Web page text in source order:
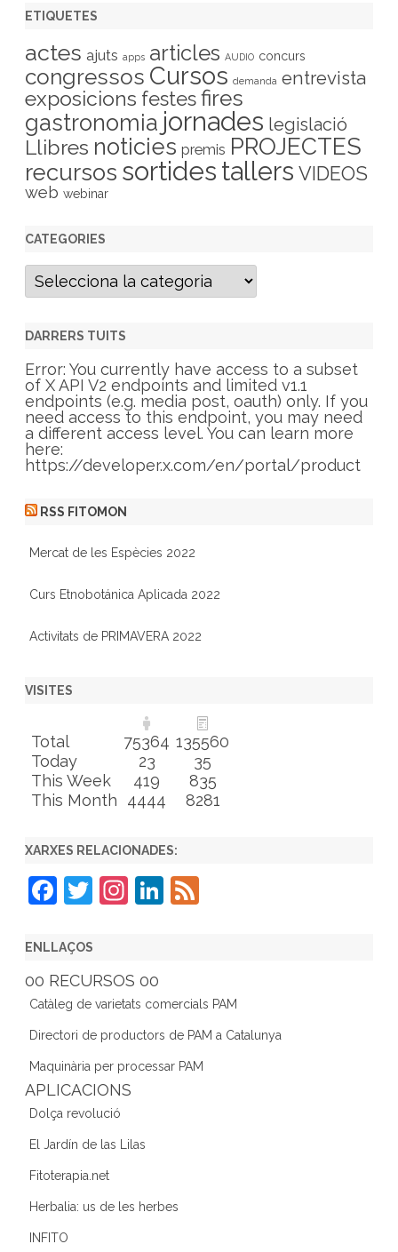
ETIQUETES
actes ajuts apps articles AUDIO concurs
congressos Cursos demanda entrevista
exposicions festesfires
gastronomia jornades legislació
Llibres noticies premis PROJECTES
recursos sortides tallers VIDEOS
web webinar
CATEGORIES
C
g
r
i
e
s
DARRERS TUITS
Error: You currently have access to a subset
of X API V2 endpoints and limited v1.1
endpoints (e.g. media post, oauth) only. If you
need access to this endpoint, you may need
a different access level. You can learn more
here:
https://developer.x.com/en/portal/product
RSS FITOMON
Mercat de les Espècies 2022
Curs Etnobotánica Aplicada 2022
Activitats de PRIMAVERA 2022
VISITES
Total 75364 135560
Today
23
35
This Week
419
835
This Month
4444 8281
XARXES RELACIONADES:
F
c
e
b
o
o
k
T
er
In
gr
a
m
Li
dI
n
ENLLAÇOS
00 RECURSOS 00
Catàleg de varietats comercials PAM
Directori de productors de PAM a Catalunya
Maquinària per processar PAM
APLICACIONS
Dolça revolució
El Jardín de las Lilas
Fitoterapia.net
Herbalia: us de les herbes
INFITO